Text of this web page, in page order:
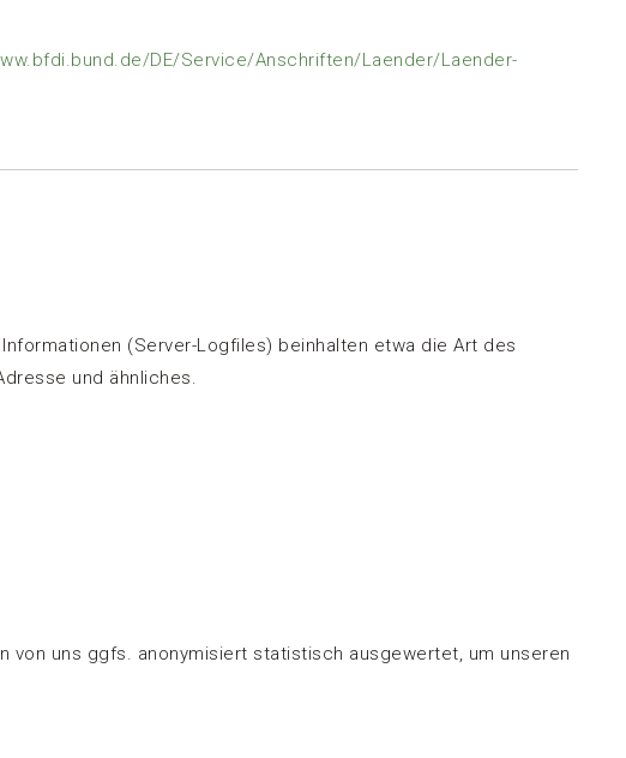
DE/Service/Anschriften/Laender/Laender-
(Server-Logfiles) beinhalten etwa die Art des
und ähnliches.
von uns ggfs. anonymisiert statistisch ausgewertet, um unseren